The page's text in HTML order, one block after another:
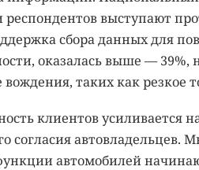
респондентов выступают
сбора данных для
оказалась выше — 39%,
таких как резкое
клиентов усиливается
согласия автовладельцев.
автомобилей